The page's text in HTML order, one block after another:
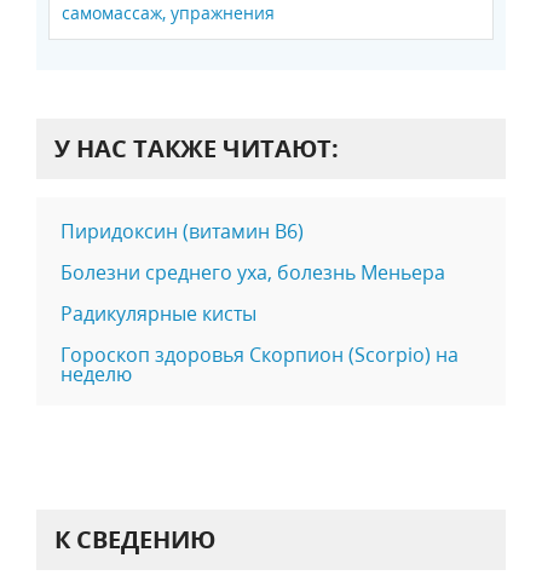
самомассаж, упражнения
У НАС ТАКЖЕ ЧИТАЮТ:
Пиридоксин (витамин В6)
Болезни среднего уха, болезнь Меньера
Радикулярные кисты
Гороскоп здоровья Скорпион (Scorpio) на
неделю
К СВЕДЕНИЮ